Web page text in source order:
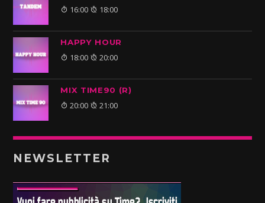
16:00 18:00
HAPPY HOUR
18:00 20:00
MIX TIME90 (R)
20:00 21:00
NEWSLETTER